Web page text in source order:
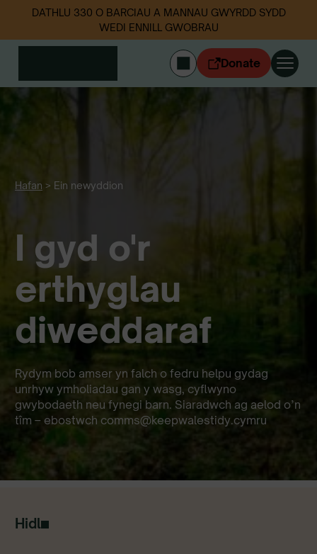
DATHLU 330 O BARCIAU A MANNAU GWYRDD SYDD
WEDI ENNILL GWOBRAU
Donate
Hafan > Ein newyddion
I gyd o'r
erthyglau
diweddaraf
Rydym bob amser yn falch o fedru helpu gydag
unrhyw ymholiadau gan y wasg, cyflwyno
gwybodaeth neu fynegi barn. Siaradwch ag aelod o’n
tîm – ebostwch comms@keepwalestidy.cymru
Hidl
Digwyddiadau
Amdanom ni
Newyddion
Dilynwch ni